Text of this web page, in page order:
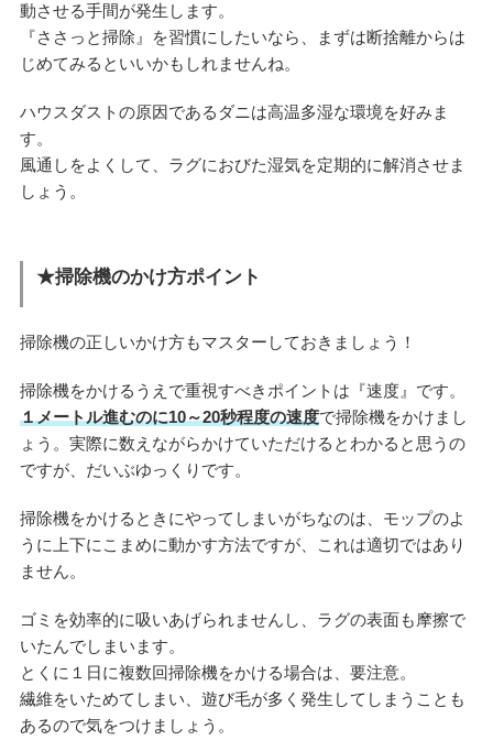
動させる手間が発生します。
『ささっと掃除』を習慣にしたいなら、まずは断捨離からは
じめてみるといいかもしれませんね。
ハウスダストの原因であるダニは高温多湿な環境を好みま
す。
風通しをよくして、ラグにおびた湿気を定期的に解消させま
しょう。
★掃除機のかけ方ポイント
掃除機の正しいかけ方もマスターしておきましょう！
掃除機をかけるうえで重視すべきポイントは『速度』です。
１メートル進むのに10～20秒程度の速度で掃除機をかけまし
ょう。実際に数えながらかけていただけるとわかると思うの
ですが、だいぶゆっくりです。
掃除機をかけるときにやってしまいがちなのは、モップのよ
うに上下にこまめに動かす方法ですが、これは適切ではあり
ません。
ゴミを効率的に吸いあげられませんし、ラグの表面も摩擦で
いたんでしまいます。
とくに１日に複数回掃除機をかける場合は、要注意。
繊維をいためてしまい、遊び毛が多く発生してしまうことも
あるので気をつけましょう。